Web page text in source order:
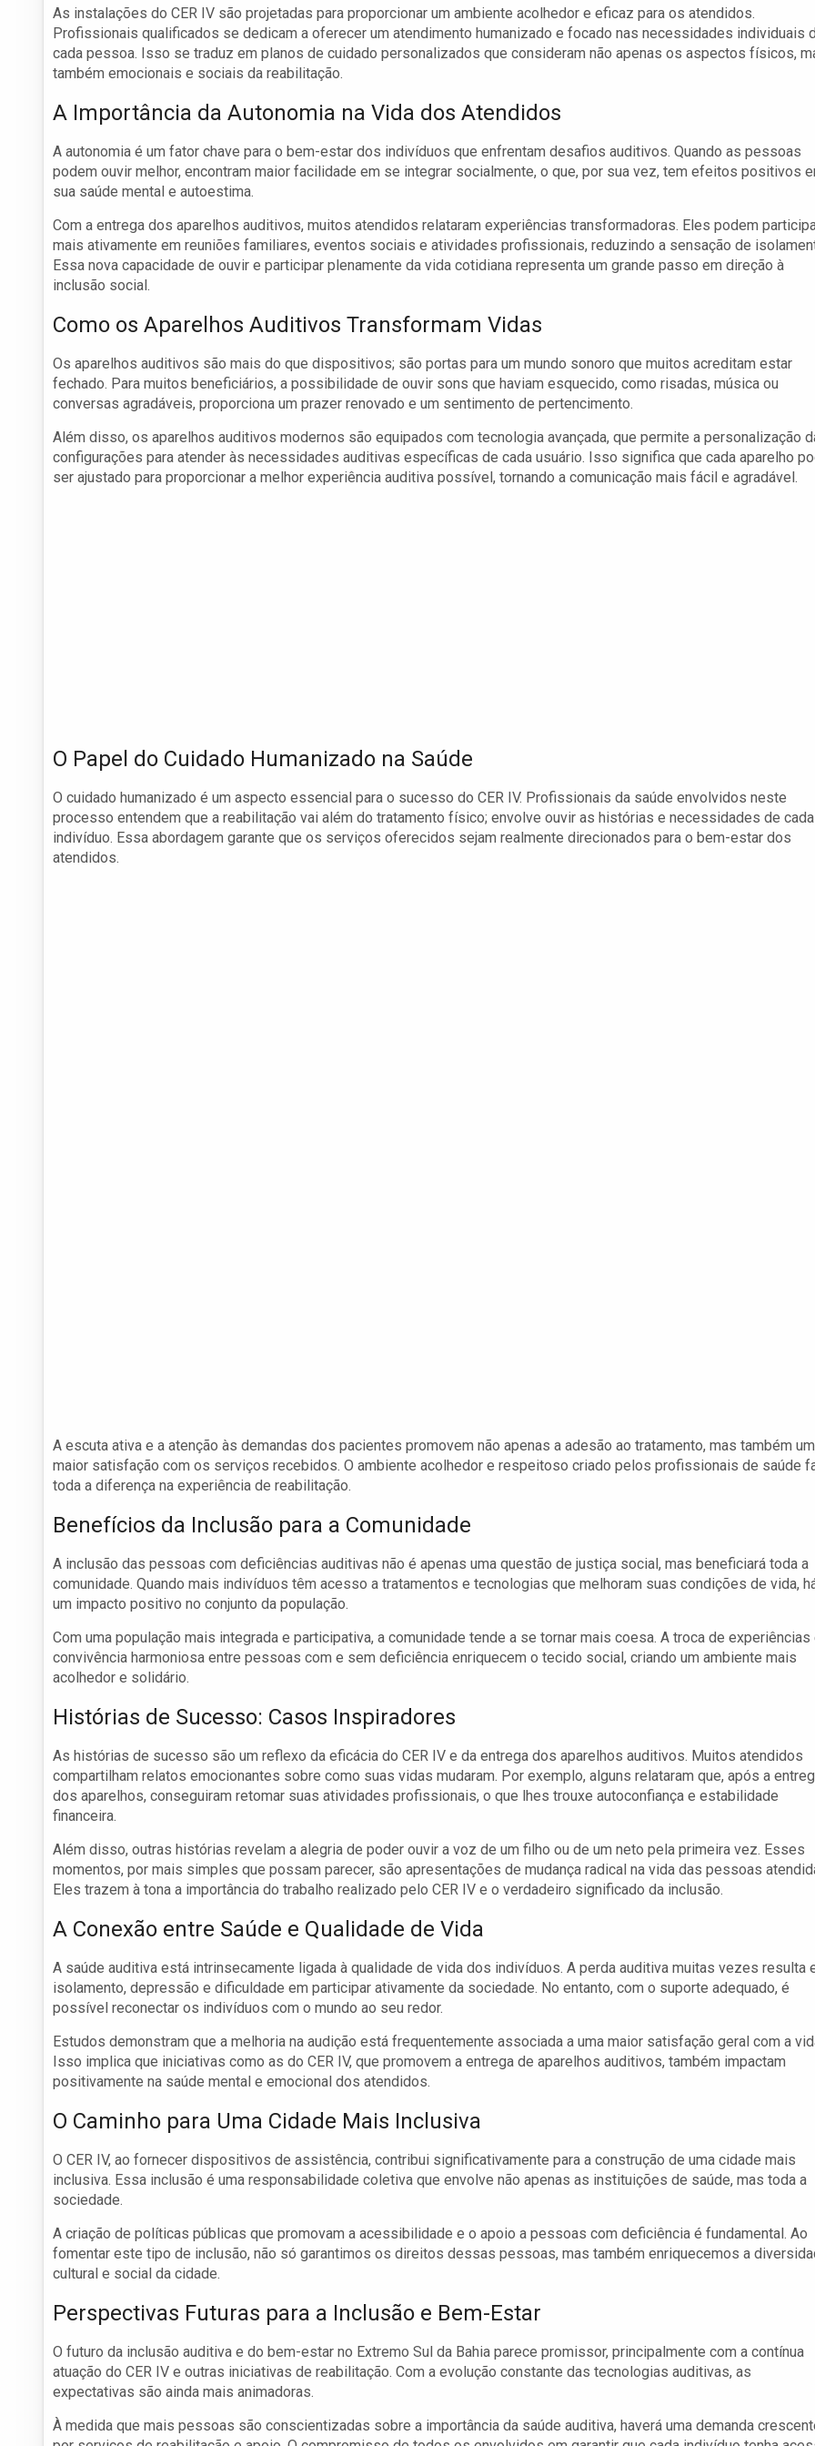
As instalações do CER IV são projetadas para proporcionar um ambiente acolhedor e eficaz para os atendidos.
Profissionais qualificados se dedicam a oferecer um atendimento humanizado e focado nas necessidades individuais
cada pessoa. Isso se traduz em planos de cuidado personalizados que consideram não apenas os aspectos físicos,
também emocionais e sociais da reabilitação.
A Importância da Autonomia na Vida dos Atendidos
A autonomia é um fator chave para o bem-estar dos indivíduos que enfrentam desafios auditivos. Quando as pessoas
podem ouvir melhor, encontram maior facilidade em se integrar socialmente, o que, por sua vez, tem efeitos positivos
sua saúde mental e autoestima.
Com a entrega dos aparelhos auditivos, muitos atendidos relataram experiências transformadoras. Eles podem
mais ativamente em reuniões familiares, eventos sociais e atividades profissionais, reduzindo a sensação de
Essa nova capacidade de ouvir e participar plenamente da vida cotidiana representa um grande passo em direção à
inclusão social.
Como os Aparelhos Auditivos Transformam Vidas
Os aparelhos auditivos são mais do que dispositivos; são portas para um mundo sonoro que muitos acreditam estar
fechado. Para muitos beneficiários, a possibilidade de ouvir sons que haviam esquecido, como risadas, música ou
conversas agradáveis, proporciona um prazer renovado e um sentimento de pertencimento.
Além disso, os aparelhos auditivos modernos são equipados com tecnologia avançada, que permite a personalização
configurações para atender às necessidades auditivas específicas de cada usuário. Isso significa que cada aparelho
ser ajustado para proporcionar a melhor experiência auditiva possível, tornando a comunicação mais fácil e agradável.
O Papel do Cuidado Humanizado na Saúde
O cuidado humanizado é um aspecto essencial para o sucesso do CER IV. Profissionais da saúde envolvidos neste
processo entendem que a reabilitação vai além do tratamento físico; envolve ouvir as histórias e necessidades de cada
indivíduo. Essa abordagem garante que os serviços oferecidos sejam realmente direcionados para o bem-estar dos
atendidos.
A escuta ativa e a atenção às demandas dos pacientes promovem não apenas a adesão ao tratamento, mas também
maior satisfação com os serviços recebidos. O ambiente acolhedor e respeitoso criado pelos profissionais de saúde
toda a diferença na experiência de reabilitação.
Benefícios da Inclusão para a Comunidade
A inclusão das pessoas com deficiências auditivas não é apenas uma questão de justiça social, mas beneficiará toda a
comunidade. Quando mais indivíduos têm acesso a tratamentos e tecnologias que melhoram suas condições de vida,
um impacto positivo no conjunto da população.
Com uma população mais integrada e participativa, a comunidade tende a se tornar mais coesa. A troca de experiências
convivência harmoniosa entre pessoas com e sem deficiência enriquecem o tecido social, criando um ambiente mais
acolhedor e solidário.
Histórias de Sucesso: Casos Inspiradores
As histórias de sucesso são um reflexo da eficácia do CER IV e da entrega dos aparelhos auditivos. Muitos atendidos
compartilham relatos emocionantes sobre como suas vidas mudaram. Por exemplo, alguns relataram que, após a
dos aparelhos, conseguiram retomar suas atividades profissionais, o que lhes trouxe autoconfiança e estabilidade
financeira.
Além disso, outras histórias revelam a alegria de poder ouvir a voz de um filho ou de um neto pela primeira vez. Esses
momentos, por mais simples que possam parecer, são apresentações de mudança radical na vida das pessoas
Eles trazem à tona a importância do trabalho realizado pelo CER IV e o verdadeiro significado da inclusão.
A Conexão entre Saúde e Qualidade de Vida
A saúde auditiva está intrinsecamente ligada à qualidade de vida dos indivíduos. A perda auditiva muitas vezes resulta
isolamento, depressão e dificuldade em participar ativamente da sociedade. No entanto, com o suporte adequado, é
possível reconectar os indivíduos com o mundo ao seu redor.
Estudos demonstram que a melhoria na audição está frequentemente associada a uma maior satisfação geral com a
Isso implica que iniciativas como as do CER IV, que promovem a entrega de aparelhos auditivos, também impactam
positivamente na saúde mental e emocional dos atendidos.
O Caminho para Uma Cidade Mais Inclusiva
O CER IV, ao fornecer dispositivos de assistência, contribui significativamente para a construção de uma cidade mais
inclusiva. Essa inclusão é uma responsabilidade coletiva que envolve não apenas as instituições de saúde, mas toda a
sociedade.
A criação de políticas públicas que promovam a acessibilidade e o apoio a pessoas com deficiência é fundamental. Ao
fomentar este tipo de inclusão, não só garantimos os direitos dessas pessoas, mas também enriquecemos a
cultural e social da cidade.
Perspectivas Futuras para a Inclusão e Bem-Estar
O futuro da inclusão auditiva e do bem-estar no Extremo Sul da Bahia parece promissor, principalmente com a contínua
atuação do CER IV e outras iniciativas de reabilitação. Com a evolução constante das tecnologias auditivas, as
expectativas são ainda mais animadoras.
À medida que mais pessoas são conscientizadas sobre a importância da saúde auditiva, haverá uma demanda